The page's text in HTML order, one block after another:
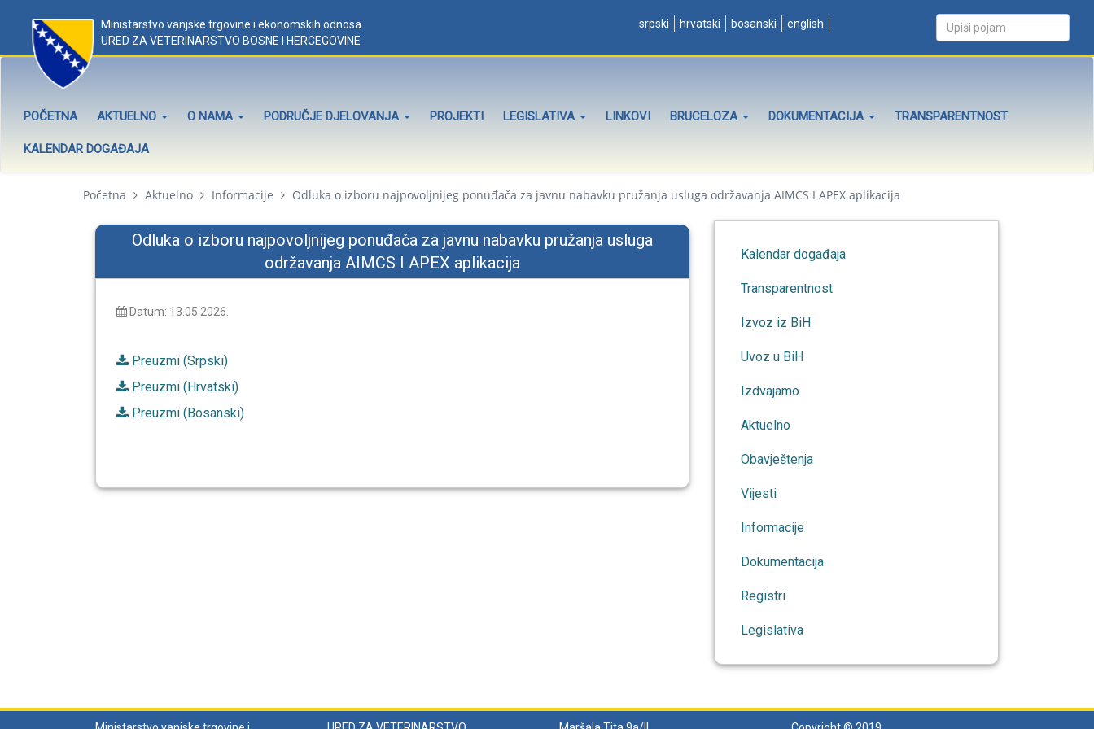
Ministarstvo vanjske trgovine i ekonomskih odnosa
URED ZA VETERINARSTVO BOSNE I HERCEGOVINE
srpski hrvatski bosanski english
POČETNA AKTUELNO O NAMA PODRUČJE DJELOVANJA PROJEKTI LEGISLATIVA LINKOVI BRUCELOZA DOKUMENTACIJA TRANSPARENTNOST
KALENDAR DOGAĐAJA
Početna Aktuelno Informacije Odluka o izboru najpovoljnijeg ponuđača za javnu nabavku pružanja usluga održavanja AIMCS I APEX aplikacija
Odluka o izboru najpovoljnijeg ponuđača za javnu nabavku pružanja usluga
održavanja AIMCS I APEX aplikacija
Datum: 13.05.2026.
Preuzmi (Srpski)
Preuzmi (Hrvatski)
Preuzmi (Bosanski)
Kalendar događaja
Transparentnost
Izvoz iz BiH
Uvoz u BiH
Izdvajamo
Aktuelno
Obavještenja
Vijesti
Informacije
Dokumentacija
Registri
Legislativa